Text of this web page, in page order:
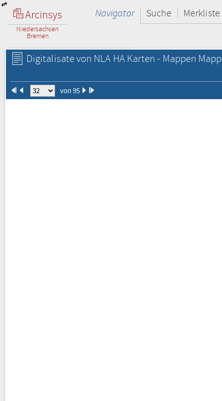
Arcinsys
Niedersachsen
Bremen
Navigator Suche Merkliste
Digitalisate von NLA HA Karten - Mappen
von 95